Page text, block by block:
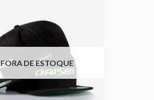
FORA DE ESTOQUE